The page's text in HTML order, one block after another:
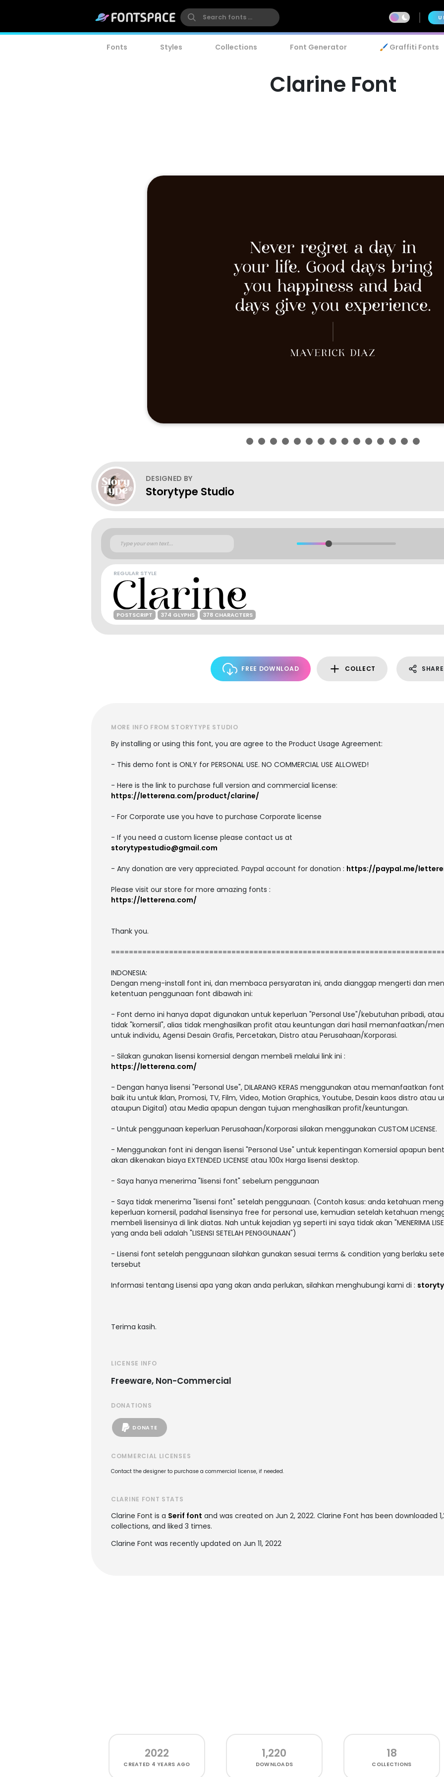
Fonts Styles Collections Font Generator 🖌️ Graffiti Fonts
Clarine Font
DESIGNED BY
Storytype Studio
REGULAR STYLE
POSTSCRIPT 374 GLYPHS 378 CHARACTERS
FREE DOWNLOAD COLLECT SHARE
MORE INFO FROM STORYTYPE STUDIO
By installing or using this font, you are agree to the Product Usage Agreement:
- This demo font is ONLY for PERSONAL USE. NO COMMERCIAL USE ALLOWED!
- Here is the link to purchase full version and commercial license:
https://letterena.com/product/clarine/
- For Corporate use you have to purchase Corporate license
- If you need a custom license please contact us at
storytypestudio@gmail.com
- Any donation are very appreciated. Paypal account for donation : https://paypal.me/
Please visit our store for more amazing fonts :
https://letterena.com/
Thank you.
INDONESIA:
Dengan meng-install font ini, dan membaca persyaratan ini, anda dianggap mengerti dan
ketentuan penggunaan font dibawah ini:
- Font demo ini hanya dapat digunakan untuk keperluan "Personal Use"/kebutuhan pribadi,
tidak "komersil", alias tidak menghasilkan profit atau keuntungan dari hasil memanfaatkan/
untuk individu, Agensi Desain Grafis, Percetakan, Distro atau Perusahaan/Korporasi.
- Silakan gunakan lisensi komersial dengan membeli melalui link ini :
https://letterena.com/
- Dengan hanya lisensi "Personal Use", DILARANG KERAS menggunakan atau memanfaatkan
baik itu untuk Iklan, Promosi, TV, Film, Video, Motion Graphics, Youtube, Desain kaos distro atau
ataupun Digital) atau Media apapun dengan tujuan menghasilkan profit/keuntungan.
- Untuk penggunaan keperluan Perusahaan/Korporasi silakan menggunakan CUSTOM LICENSE.
- Menggunakan font ini dengan lisensi "Personal Use" untuk kepentingan Komersial apapun
akan dikenakan biaya EXTENDED LICENSE atau 100x Harga lisensi desktop.
- Saya hanya menerima "lisensi font" sebelum penggunaan
- Saya tidak menerima "lisensi font" setelah penggunaan. (Contoh kasus: anda ketahuan
keperluan komersil, padahal lisensinya free for personal use, kemudian setelah ketahuan
membeli lisensinya di link diatas. Nah untuk kejadian yg seperti ini saya tidak akan "MENERIMA
yang anda beli adalah "LISENSI SETELAH PENGGUNAAN")
- Lisensi font setelah penggunaan silahkan gunakan sesuai terms & condition yang berlaku
tersebut
Informasi tentang Lisensi apa yang akan anda perlukan, silahkan menghubungi kami di :
Terima kasih.
LICENSE INFO
Freeware, Non-Commercial
DONATIONS
DONATE
COMMERCIAL LICENSES
Contact the designer to purchase a commercial license, if needed.
CLARINE FONT STATS
Clarine Font is a Serif font and was created on Jun 2, 2022. Clarine Font has been downloaded
collections, and liked 3 times.
Clarine Font was recently updated on Jun 11, 2022
2022
CREATED 4 YEARS AGO
1,220
DOWNLOADS
18
COLLECTIONS